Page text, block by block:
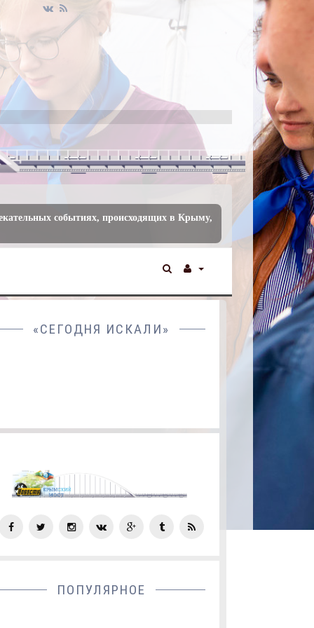
событиях, происходящих в Крыму,
«СЕГОДНЯ ИСКАЛИ»
ПОПУЛЯРНОЕ